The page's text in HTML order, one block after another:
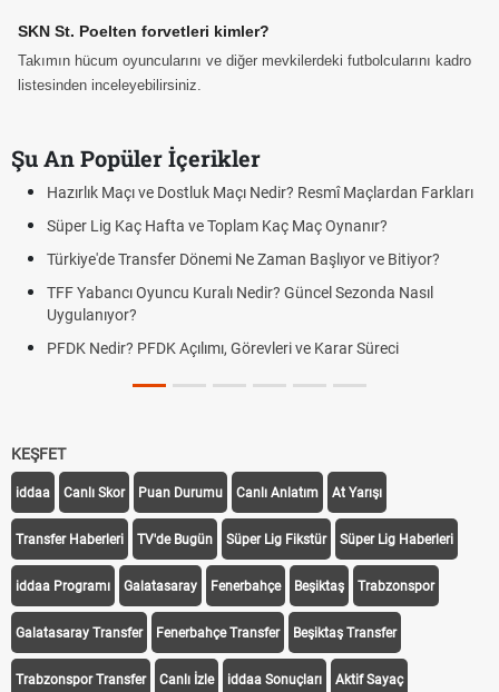
SKN St. Poelten forvetleri kimler?
Takımın hücum oyuncularını ve diğer mevkilerdeki futbolcularını kadro
listesinden inceleyebilirsiniz.
Şu An Popüler İçerikler
Hazırlık Maçı ve Dostluk Maçı Nedir? Resmî Maçlardan Farkları
Süper Lig Kaç Hafta ve Toplam Kaç Maç Oynanır?
Türkiye'de Transfer Dönemi Ne Zaman Başlıyor ve Bitiyor?
TFF Yabancı Oyuncu Kuralı Nedir? Güncel Sezonda Nasıl
Uygulanıyor?
PFDK Nedir? PFDK Açılımı, Görevleri ve Karar Süreci
KEŞFET
iddaa Canlı Skor Puan Durumu Canlı Anlatım At Yarışı
Transfer Haberleri TV'de Bugün Süper Lig Fikstür Süper Lig Haberleri
iddaa Programı Galatasaray Fenerbahçe Beşiktaş Trabzonspor
Galatasaray Transfer Fenerbahçe Transfer Beşiktaş Transfer
Trabzonspor Transfer Canlı İzle iddaa Sonuçları Aktif Sayaç